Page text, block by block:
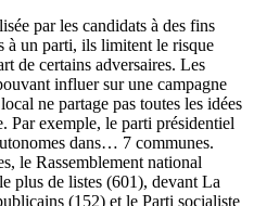
par les candidats à des fins
à un parti, ils limitent le risque
de certains adversaires. Les
influer sur une campagne
ne partage pas toutes les idées
Par exemple, le parti présidentiel
dans… 7 communes.
le Rassemblement national
plus de listes (601), devant La
(152) et le Parti socialiste